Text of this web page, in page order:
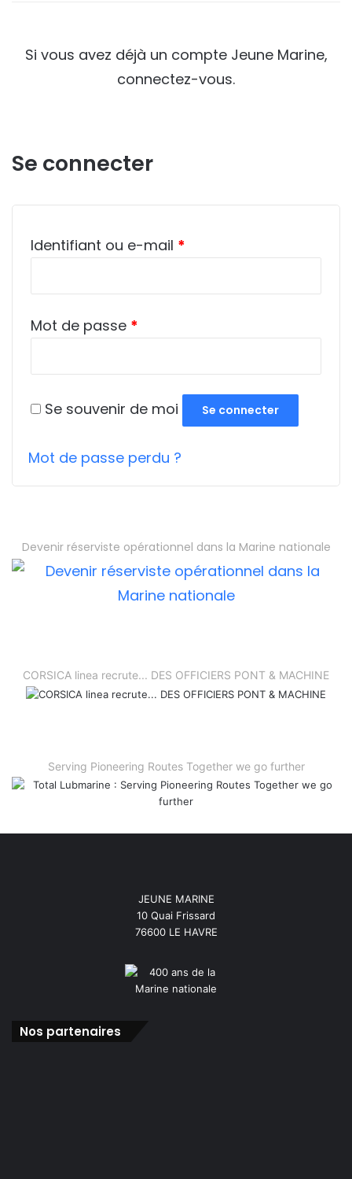
Si vous avez déjà un compte Jeune Marine,
connectez-vous.
Se connecter
Identifiant ou e-mail *
Mot de passe *
Se souvenir de moi Se connecter
Mot de passe perdu ?
Devenir réserviste opérationnel dans la Marine nationale
CORSICA linea recrute... DES OFFICIERS PONT & MACHINE
Serving Pioneering Routes Together we go further
JEUNE MARINE
10 Quai Frissard
76600 LE HAVRE
Nos partenaires